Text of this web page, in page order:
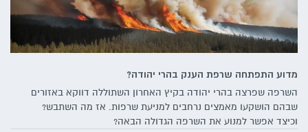
מדוע התפתחה שרפת הענק בהרי יהודה?
השרפה שפרצה בהרי יהודה בקיץ האחרון השתוללה דווקא באזורים
שבהם הושקעו מאמצים נרחבים למניעת שרפות. אז מה השתבש?
וכיצד אפשר למנוע את השרפה הגדולה הבאה?